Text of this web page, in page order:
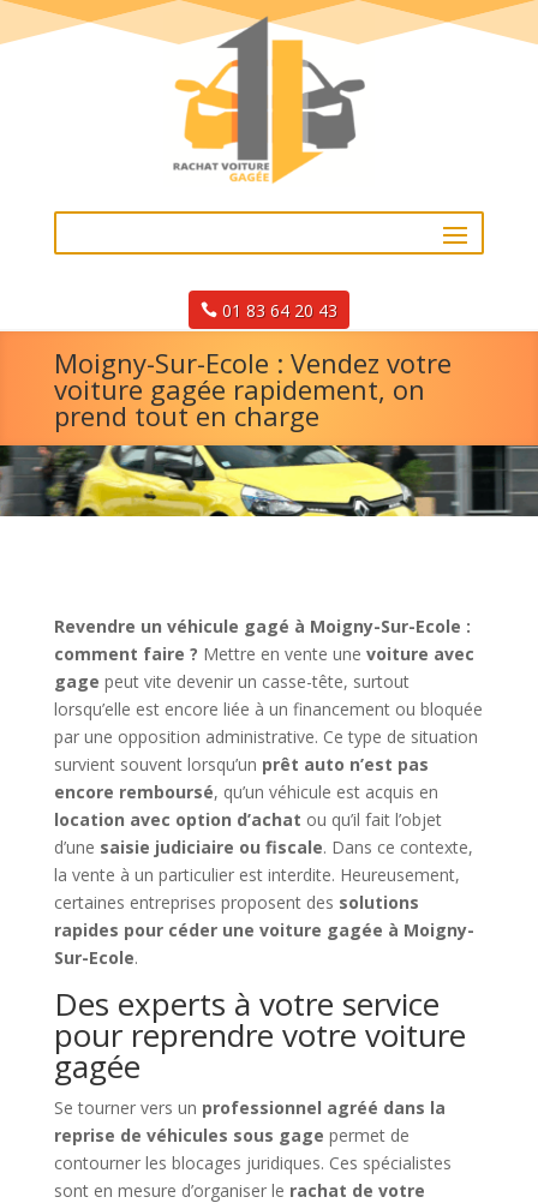
01 83 64 20 43
Moigny-Sur-Ecole : Vendez votre
voiture gagée rapidement, on
prend tout en charge
Revendre un véhicule gagé à Moigny-Sur-Ecole :
comment faire ? Mettre en vente une voiture avec
gage peut vite devenir un casse-tête, surtout
lorsqu’elle est encore liée à un financement ou bloquée
par une opposition administrative. Ce type de situation
survient souvent lorsqu’un prêt auto n’est pas
encore remboursé, qu’un véhicule est acquis en
location avec option d’achat ou qu’il fait l’objet
d’une saisie judiciaire ou fiscale. Dans ce contexte,
la vente à un particulier est interdite. Heureusement,
certaines entreprises proposent des solutions
rapides pour céder une voiture gagée à Moigny-
Sur-Ecole.
Des experts à votre service
pour reprendre votre voiture
gagée
Se tourner vers un professionnel agréé dans la
reprise de véhicules sous gage permet de
contourner les blocages juridiques. Ces spécialistes
sont en mesure d’organiser le rachat de votre